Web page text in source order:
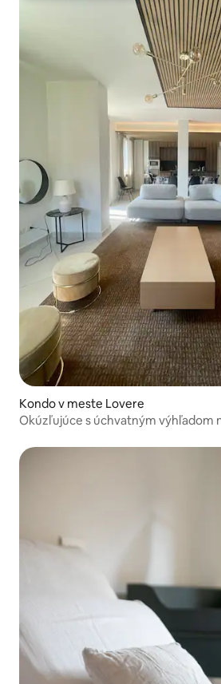
Kondo v meste Lovere
Okúzľujúce s úchvatným výhľadom